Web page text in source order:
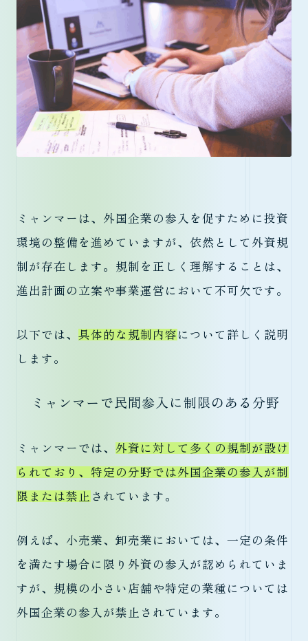
ミャンマーは、外国企業の参入を促すために投資
環境の整備を進めていますが、依然として外資規
制が存在します。規制を正しく理解することは、
進出計画の立案や事業運営において不可欠です。
以下では、 具体的な規制内容 について詳しく説明
します。
ミャンマーで民間参入に制限のある分野
ミャンマーでは、 外資に対して多くの規制が設け
られており、特定の分野では外国企業の参入が制
限または禁止 されています。
例えば、小売業、卸売業においては、一定の条件
を満たす場合に限り外資の参入が認められていま
すが、規模の小さい店舗や特定の業種については
外国企業の参入が禁止されています。